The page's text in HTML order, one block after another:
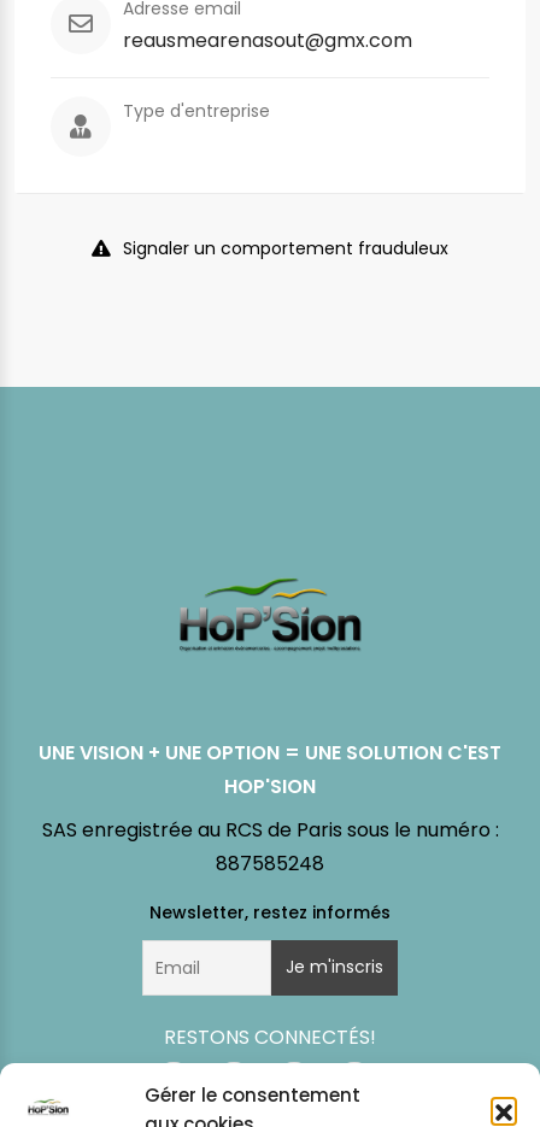
Gérer le consentement
Adresse email
reausmearenasout@gmx.com
Type d'entreprise
Signaler un comportement frauduleux
UNE VISION + UNE OPTION = UNE SOLUTION C'EST
HOP'SION
SAS enregistrée au RCS de Paris sous le numéro :
887585248
RESTONS CONNECTÉS!